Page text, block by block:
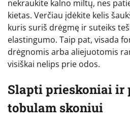
nekraukite kalno miltų, nes
kietas. Verčiau įdėkite kelis
kuris suriš drėgmę ir suteiks
elastingumo. Taip pat, visada
drėgnomis arba aliejuotomis
visiškai nelips prie odos.
Slapti prieskoniai ir
tobulam skoniui